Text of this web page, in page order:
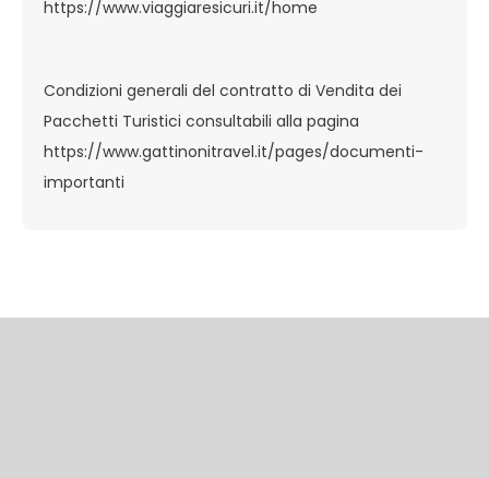
https://www.viaggiaresicuri.it/home
Condizioni generali del contratto di Vendita dei
Pacchetti Turistici consultabili alla pagina
https://www.gattinonitravel.it/pages/documenti-
importanti